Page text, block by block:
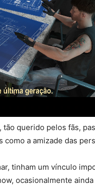
querido pelos fãs,
a amizade das
tinham um vínculo
ocasionalmente